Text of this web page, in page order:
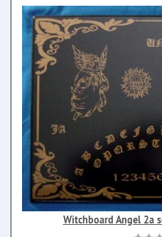
Witchboard Angel 2a